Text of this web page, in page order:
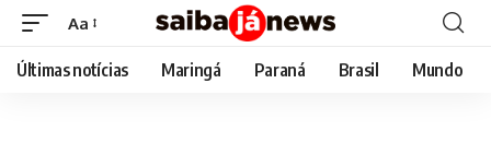
Font
Resizer
Aa
Últimas notícias Maringá Paraná Brasil Mundo